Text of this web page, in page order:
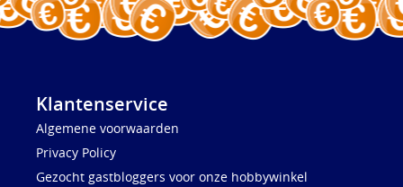
Klantenservice
Algemene voorwaarden
Privacy Policy
Gezocht gastbloggers voor onze hobbywinkel